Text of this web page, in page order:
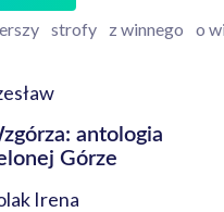
strofy z winnego o
antologia
Górze
Irena